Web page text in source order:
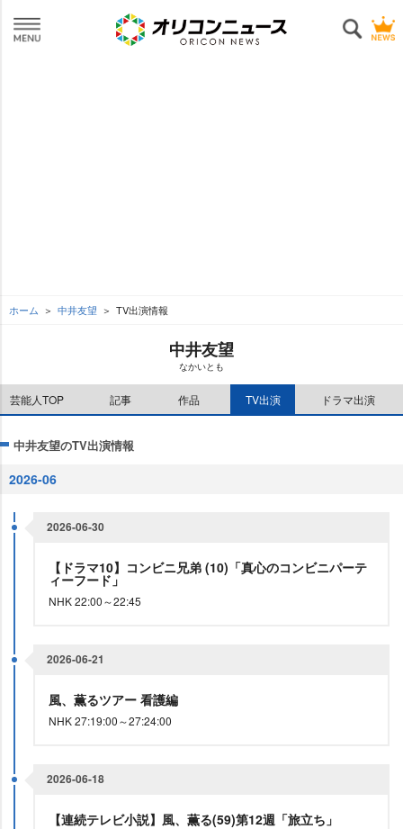
ホーム 中井友望 TV出演情報
中井友望
なかいとも
芸能人TOP 記事 作品 TV出演 ドラマ出演
中井友望のTV出演情報
2026-06
2026-06-30
【ドラマ10】コンビニ兄弟 (10)「真心のコンビニパーテ
ィーフード」
NHK 22:00～22:45
2026-06-21
風、薫るツアー 看護編
NHK 27:19:00～27:24:00
2026-06-18
【連続テレビ小説】風、薫る(59)第12週「旅立ち」